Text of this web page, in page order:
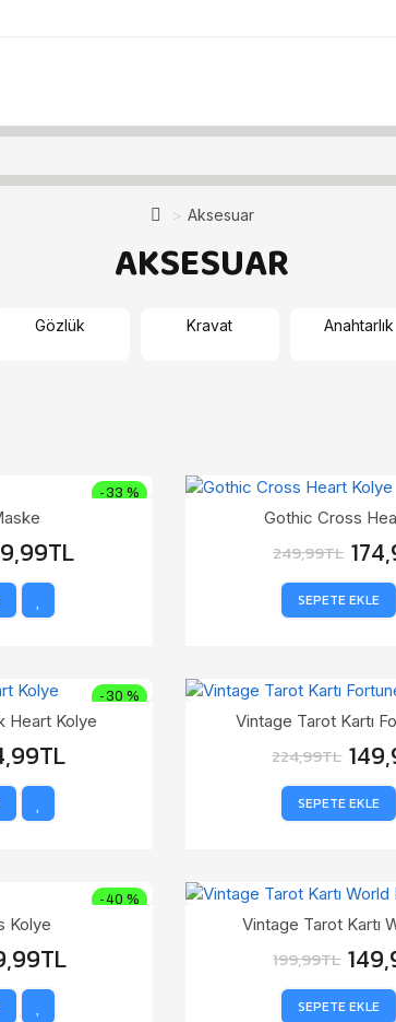
Aksesuar
AKSESUAR
Gözlük Kravat Anahtarlık
-33 %
Gothic Cross
249,99TL
SEPETE EKLE
-30 %
Heart Kolye Vintage Tarot Kartı
224,99TL
SEPETE EKLE
-40 %
Kolye Vintage Tarot Kartı
199,99TL
SEPETE EKLE